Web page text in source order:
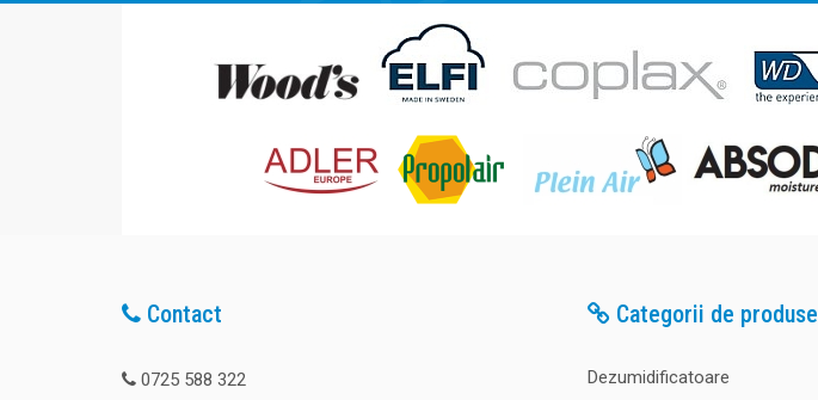
Contact
0725 588 322
Categorii de produse
Dezumidificatoare